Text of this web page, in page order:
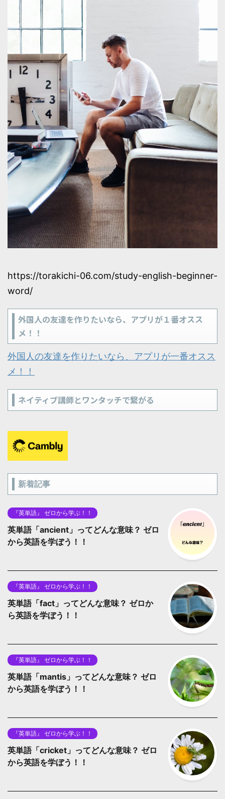
https://torakichi-06.com/study-english-beginner-
word/
外国人の友達を作りたいなら、アプリが１番オスス
メ！！
外国人の友達を作りたいなら、アプリが一番オスス
メ！！
ネイティブ講師とワンタッチで繋がる
新着記事
『英単語』 ゼロから学ぶ！！
英単語「ancient」ってどんな意味？ ゼロ
から英語を学ぼう！！
『英単語』 ゼロから学ぶ！！
英単語「fact」ってどんな意味？ ゼロか
ら英語を学ぼう！！
『英単語』 ゼロから学ぶ！！
英単語「mantis」ってどんな意味？ ゼロ
から英語を学ぼう！！
『英単語』 ゼロから学ぶ！！
英単語「cricket」ってどんな意味？ ゼロ
から英語を学ぼう！！